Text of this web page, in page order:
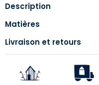
Description
Matières
Livraison et retours